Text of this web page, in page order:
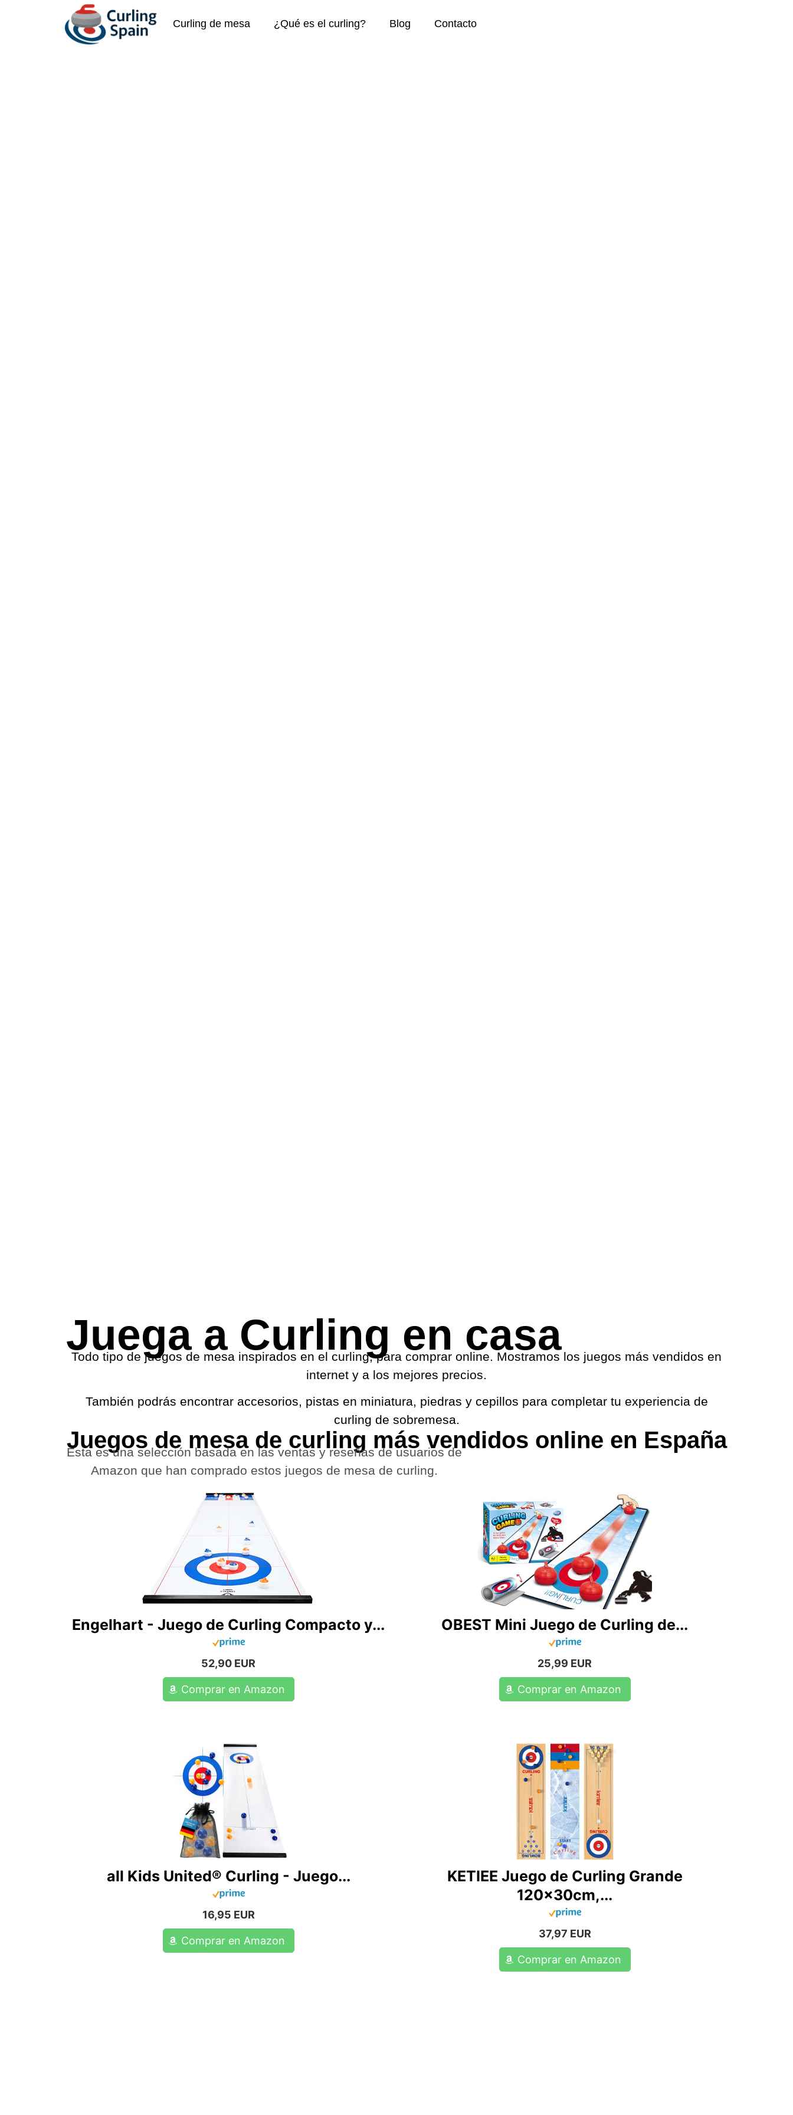
Curling de mesa ¿Qué es el curling? Blog Contacto
Juega a Curling en casa
Todo tipo de juegos de mesa inspirados en el curling, para comprar online. Mostramos los juegos más vendidos en
internet y a los mejores precios.
También podrás encontrar accesorios, pistas en miniatura, piedras y cepillos para completar tu experiencia de
curling de sobremesa.
Juegos de mesa de curling más vendidos online en España
Esta es una selección basada en las ventas y reseñas de usuarios de
Amazon que han comprado estos juegos de mesa de curling.
Engelhart - Juego de Curling Compacto y...
52,90 EUR
Comprar en Amazon
OBEST Mini Juego de Curling de...
25,99 EUR
Comprar en Amazon
all Kids United® Curling - Juego...
16,95 EUR
Comprar en Amazon
KETIEE Juego de Curling Grande
120x30cm,...
37,97 EUR
Comprar en Amazon